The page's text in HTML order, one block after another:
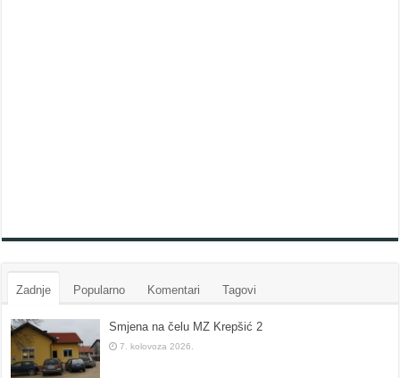
Zadnje Popularno Komentari Tagovi
Smjena na čelu MZ Krepšić 2
7. kolovoza 2026.